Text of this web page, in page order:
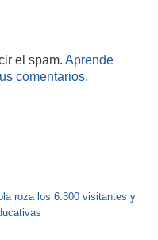
el spam. Aprende
comentarios.
roza los 6.300 visitantes y